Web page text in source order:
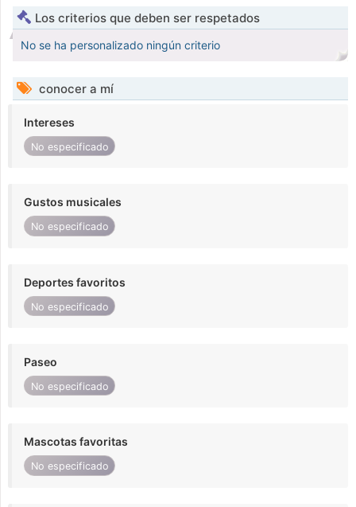
Los criterios que deben ser respetados
No se ha personalizado ningún criterio
conocer a mí
Intereses
No especificado
Gustos musicales
No especificado
Deportes favoritos
No especificado
Paseo
No especificado
Mascotas favoritas
No especificado